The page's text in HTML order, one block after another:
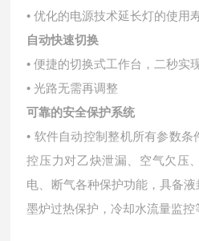
• 优化的电源技术延长灯的使用
自动快速切换
• 便捷的切换式工作台，二秒实
• 光路无需再调整
可靠的安全保护系统
• 软件自动控制整机所有参数
控压力对乙炔泄漏、空气欠压
电、断气各种保护功能，具备
墨炉过热保护，冷却水流量监控